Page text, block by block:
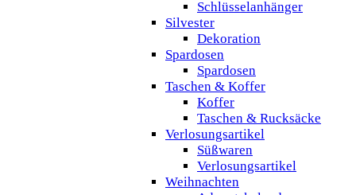
Schlüsselanhänger
Silvester
Dekoration
Spardosen
Spardosen
Taschen & Koffer
Koffer
Taschen & Rucksäcke
Verlosungsartikel
Süßwaren
Verlosungsartikel
Weihnachten